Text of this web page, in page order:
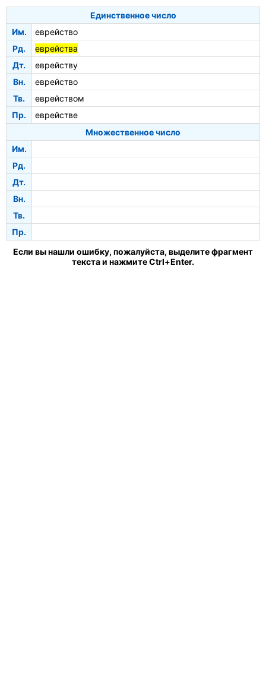
Единственное число
Им.
еврейство
Рд.
еврейства
Дт.
еврейству
Вн.
еврейство
Тв.
еврейством
Пр.
еврействе
Множественное число
Им.
Рд.
Дт.
Вн.
Тв.
Пр.
Если вы нашли ошибку, пожалуйста, выделите фрагмент
текста и нажмите Ctrl+Enter.